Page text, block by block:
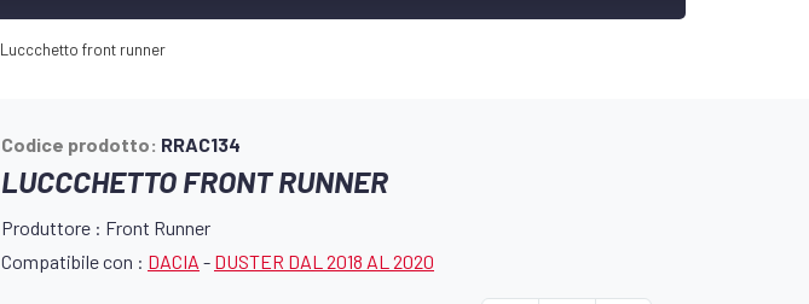
Luccchetto front runner
Codice prodotto: RRAC134
LUCCCHETTO FRONT RUNNER
Produttore : Front Runner
Compatibile con : DACIA - DUSTER DAL 2018 AL 2020